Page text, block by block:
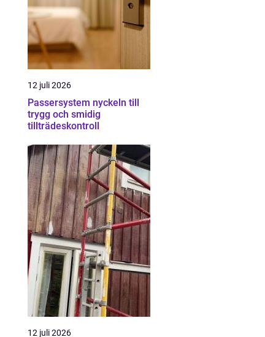
12 juli 2026
Passersystem nyckeln till
trygg och smidig
tillträdeskontroll
12 juli 2026